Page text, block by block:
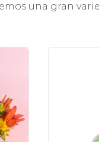
una gran